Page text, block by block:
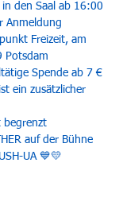
den Saal ab 16:00
Anmeldung
Freizeit, am
Potsdam
Spende ab 7 €
ein zusätzlicher
begrenzt
auf der Bühne
UA 💙💛